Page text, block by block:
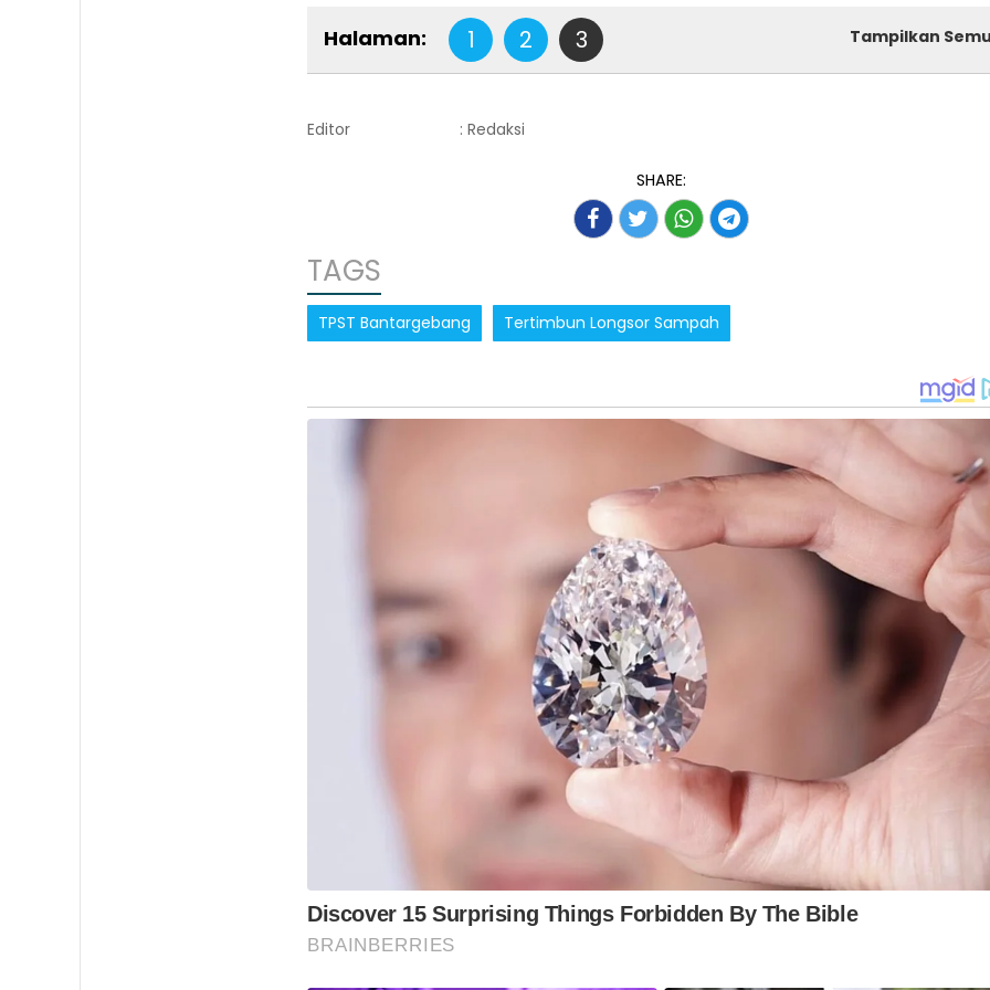
Halaman: 1 2 3 Tampilkan
Editor : Redaksi
SHARE:
TAGS
TPST Bantargebang Tertimbun Longsor Sampah